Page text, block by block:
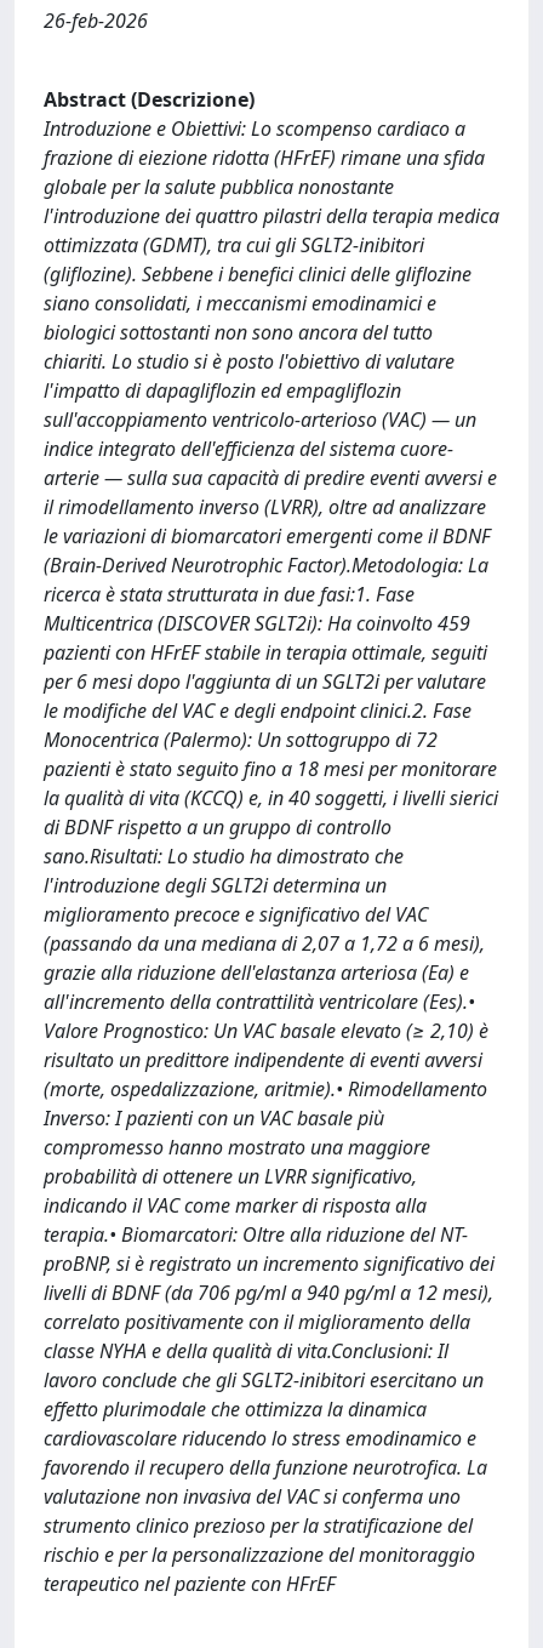
26-feb-2026
Abstract (Descrizione)
Introduzione e Obiettivi: Lo scompenso cardiaco a
frazione di eiezione ridotta (HFrEF) rimane una sfida
globale per la salute pubblica nonostante
l'introduzione dei quattro pilastri della terapia medica
ottimizzata (GDMT), tra cui gli SGLT2-inibitori
(gliflozine). Sebbene i benefici clinici delle gliflozine
siano consolidati, i meccanismi emodinamici e
biologici sottostanti non sono ancora del tutto
chiariti. Lo studio si è posto l'obiettivo di valutare
l'impatto di dapagliflozin ed empagliflozin
sull'accoppiamento ventricolo-arterioso (VAC) — un
indice integrato dell'efficienza del sistema cuore-
arterie — sulla sua capacità di predire eventi avversi e
il rimodellamento inverso (LVRR), oltre ad analizzare
le variazioni di biomarcatori emergenti come il BDNF
(Brain-Derived Neurotrophic Factor).Metodologia: La
ricerca è stata strutturata in due fasi:1. Fase
Multicentrica (DISCOVER SGLT2i): Ha coinvolto 459
pazienti con HFrEF stabile in terapia ottimale, seguiti
per 6 mesi dopo l'aggiunta di un SGLT2i per valutare
le modifiche del VAC e degli endpoint clinici.2. Fase
Monocentrica (Palermo): Un sottogruppo di 72
pazienti è stato seguito fino a 18 mesi per monitorare
la qualità di vita (KCCQ) e, in 40 soggetti, i livelli sierici
di BDNF rispetto a un gruppo di controllo
sano.Risultati: Lo studio ha dimostrato che
l'introduzione degli SGLT2i determina un
miglioramento precoce e significativo del VAC
(passando da una mediana di 2,07 a 1,72 a 6 mesi),
grazie alla riduzione dell'elastanza arteriosa (Ea) e
all'incremento della contrattilità ventricolare (Ees).•
Valore Prognostico: Un VAC basale elevato (≥ 2,10) è
risultato un predittore indipendente di eventi avversi
(morte, ospedalizzazione, aritmie).• Rimodellamento
Inverso: I pazienti con un VAC basale più
compromesso hanno mostrato una maggiore
probabilità di ottenere un LVRR significativo,
indicando il VAC come marker di risposta alla
terapia.• Biomarcatori: Oltre alla riduzione del NT-
proBNP, si è registrato un incremento significativo dei
livelli di BDNF (da 706 pg/ml a 940 pg/ml a 12 mesi),
correlato positivamente con il miglioramento della
classe NYHA e della qualità di vita.Conclusioni: Il
lavoro conclude che gli SGLT2-inibitori esercitano un
effetto plurimodale che ottimizza la dinamica
cardiovascolare riducendo lo stress emodinamico e
favorendo il recupero della funzione neurotrofica. La
valutazione non invasiva del VAC si conferma uno
strumento clinico prezioso per la stratificazione del
rischio e per la personalizzazione del monitoraggio
terapeutico nel paziente con HFrEF